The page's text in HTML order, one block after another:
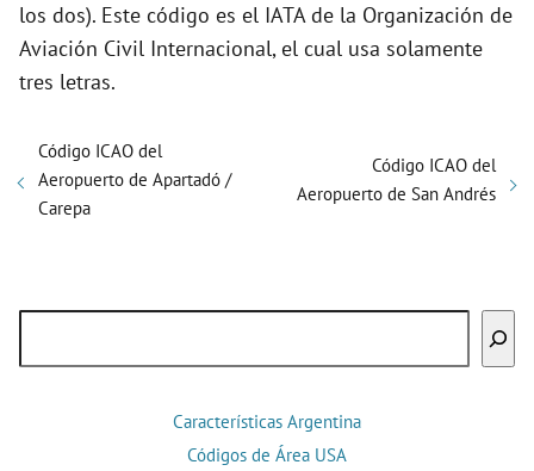
los dos). Este código es el IATA de la Organización de
Aviación Civil Internacional, el cual usa solamente
tres letras.
Código ICAO del
Aeropuerto de Apartadó /
Carepa
Código ICAO del
Aeropuerto de San Andrés
Características Argentina
Códigos de Área USA